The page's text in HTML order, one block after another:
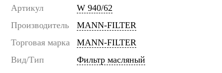
Артикул
W 940/62
Производитель
MANN-FILTER
Торговая марка
MANN-FILTER
Вид/Тип
Фильтр масляный